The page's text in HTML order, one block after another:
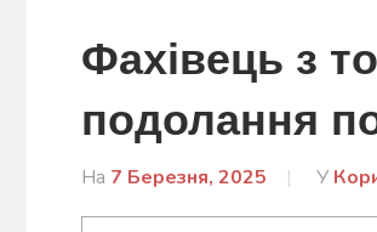
Фахівець з
подолання
На 7 Березня, 2025
Від
admin
У